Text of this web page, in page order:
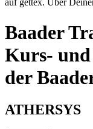
auf gettex. Über
Baader
Kurs-
der
ATHERSYS